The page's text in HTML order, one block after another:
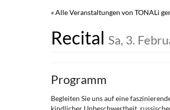
« Alle Veranstaltungen von TONALi
Recital Sa, 3.
Programm
Begleiten Sie uns auf eine
kindlicher Unbeschwertheit,